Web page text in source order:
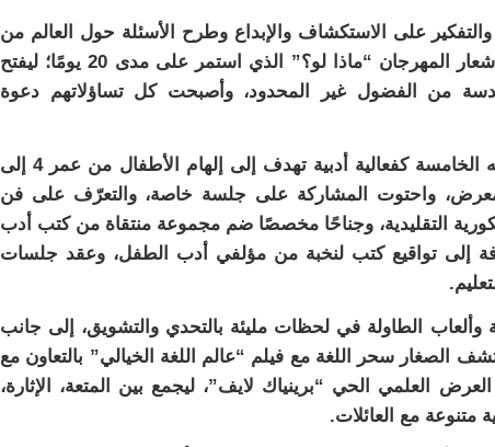
على الاستكشاف والإبداع وطرح الأسئلة حول العالم من
حولهم، وتعزيز اللعب الخيالي والتعبير الفني، وكان شعار المهرجان “ماذا لو؟” الذي استمر على مدى 20 يومًا؛ ليفتح
من الفضول غير المحدود، وأصبحت كل تساؤلاتهم دعوة
وتخللت الفعاليات “معرض الكتاب للأطفال” بنسخته الخامسة كفعالية أدبية تهدف إلى إلهام الأطفال من عمر 4 إلى
واحتوت المشاركة على جلسة خاصة، والتعرّف على فن
التقليدية، وجناحًا مخصصًا ضم مجموعة منتقاة من كتب أدب
إلى تواقيع كتب لنخبة من مؤلفي أدب الطفل، وعقد جلسات
وألعاب الطاولة في لحظات مليئة بالتحدي والتشويق، إلى جانب
الصغار سحر اللغة مع فيلم “عالم اللغة الخيالي” بالتعاون مع
العلمي الحي “برينياك لايف”، ليجمع بين المتعة، الإثارة،
مع العائلات.